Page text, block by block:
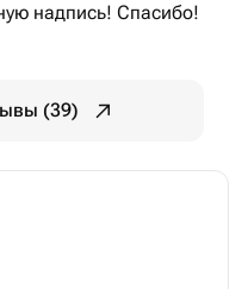
надпись! Спасибо!
(39)